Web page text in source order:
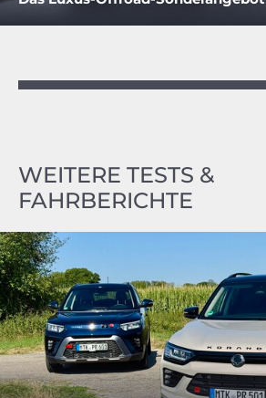
WEITERE TESTS &
FAHRBERICHTE